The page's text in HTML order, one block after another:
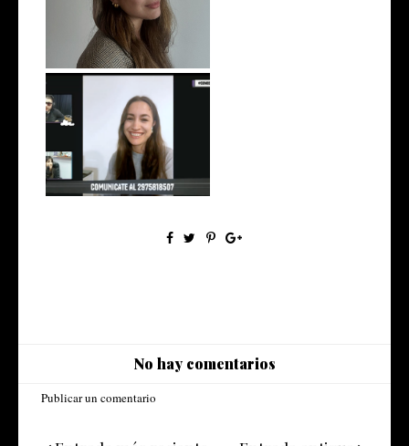
A little Autobombo
En Somos Voces | Seta TV
No hay comentarios
Publicar un comentario